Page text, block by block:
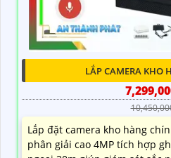
LẮP CAMERA KHO
Lắp đặt camera kho hàng
phân giải cao 4MP tích hợp